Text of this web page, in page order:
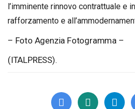
l’imminente rinnovo contrattuale e
rafforzamento e
– Foto Agenzia Fotogramma –
(ITALPRESS).